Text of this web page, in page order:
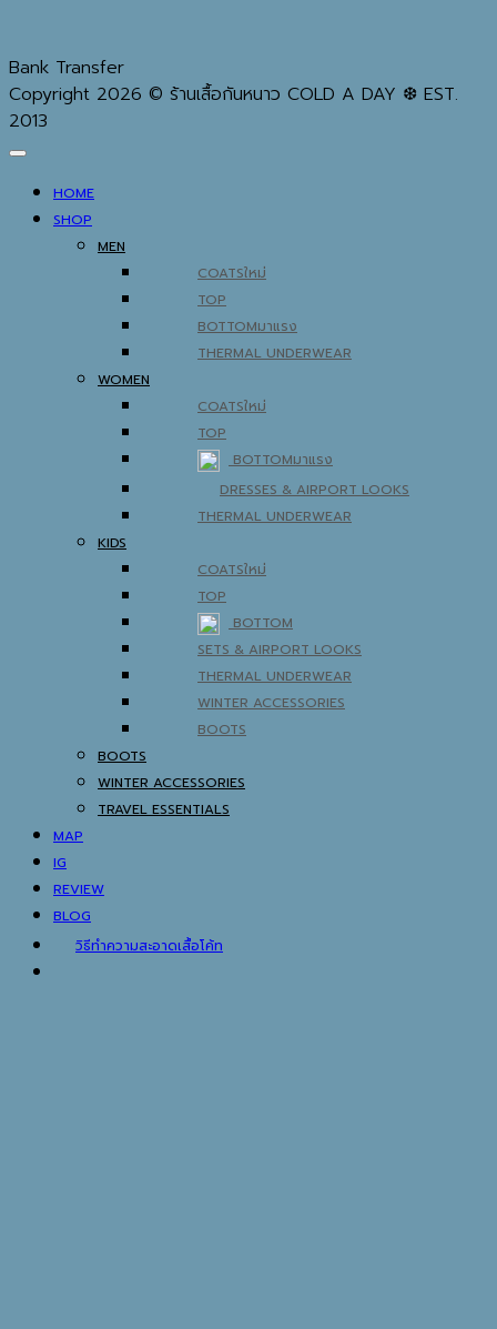
Bank Transfer
Copyright 2026 © ร้านเสื้อกันหนาว COLD A DAY ❆ EST.
2013
HOME
SHOP
MEN
COATS
TOP
BOTTOM
THERMAL UNDERWEAR
WOMEN
COATS
TOP
BOTTOM
DRESSES & AIRPORT LOOKS
THERMAL UNDERWEAR
KIDS
COATS
TOP
BOTTOM
SETS & AIRPORT LOOKS
THERMAL UNDERWEAR
WINTER ACCESSORIES
BOOTS
BOOTS
WINTER ACCESSORIES
TRAVEL ESSENTIALS
MAP
IG
REVIEW
BLOG
วิธีทำความสะอาดเสื้อโค้ท